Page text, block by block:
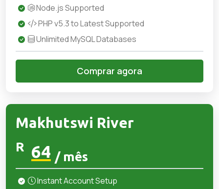
Node.js Supported
PHP v5.3 to Latest Supported
Unlimited MySQL Databases
Comprar agora
Makhutswi River
R 64 / mês
Instant Account Setup